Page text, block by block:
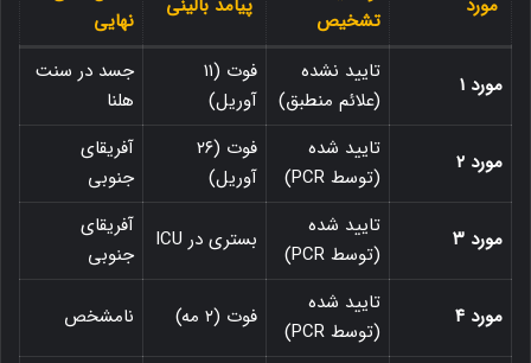
تشخیص
نهایی
مورد ۱
تایید نشده
(علائم منطبق)
فوت (۱۱
آوریل)
جسد در سنت
هلنا
مورد ۲
تایید شده
(توسط PCR)
فوت (۲۶
آوریل)
آفریقای
جنوبی
مورد ۳
تایید شده
(توسط PCR)
بستری در ICU
آفریقای
جنوبی
مورد ۴
تایید شده
(توسط PCR)
فوت (۲ مه) نامشخص